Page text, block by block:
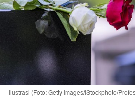
Ilustrasi (Foto: Getty Images/iStockphoto/